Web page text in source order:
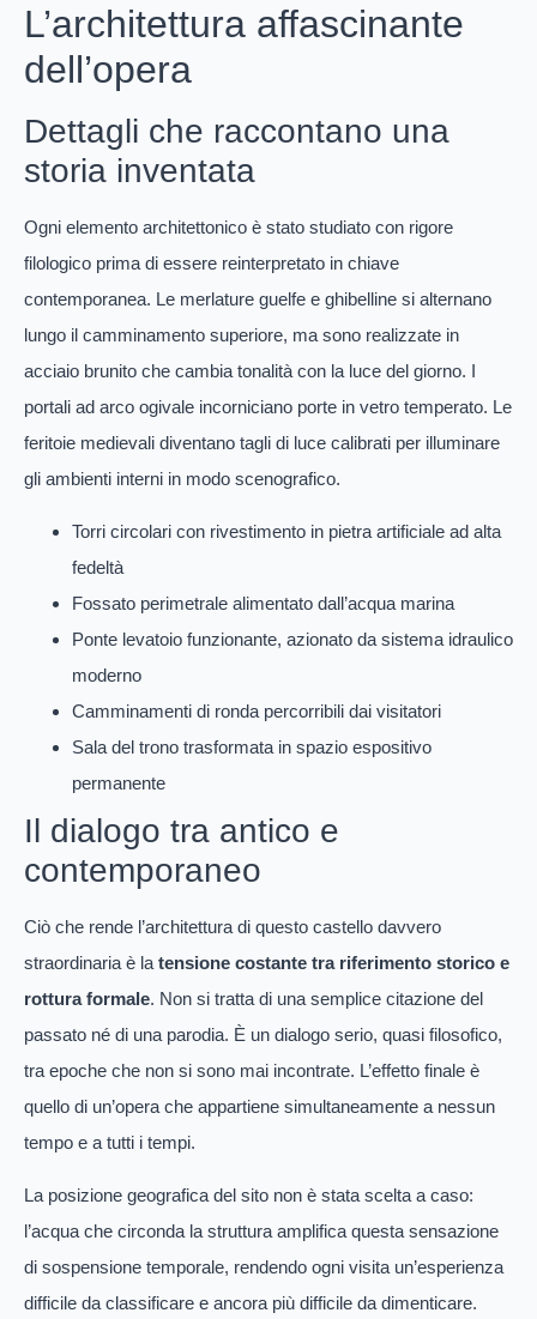
L’architettura affascinante
dell’opera
Dettagli che raccontano una
storia inventata
Ogni elemento architettonico è stato studiato con rigore
filologico prima di essere reinterpretato in chiave
contemporanea. Le merlature guelfe e ghibelline si alternano
lungo il camminamento superiore, ma sono realizzate in
acciaio brunito che cambia tonalità con la luce del giorno. I
portali ad arco ogivale incorniciano porte in vetro temperato. Le
feritoie medievali diventano tagli di luce calibrati per illuminare
gli ambienti interni in modo scenografico.
Torri circolari con rivestimento in pietra artificiale ad alta
fedeltà
Fossato perimetrale alimentato dall’acqua marina
Ponte levatoio funzionante, azionato da sistema idraulico
moderno
Camminamenti di ronda percorribili dai visitatori
Sala del trono trasformata in spazio espositivo
permanente
Il dialogo tra antico e
contemporaneo
Ciò che rende l’architettura di questo castello davvero
straordinaria è la tensione costante tra riferimento storico e
rottura formale. Non si tratta di una semplice citazione del
passato né di una parodia. È un dialogo serio, quasi filosofico,
tra epoche che non si sono mai incontrate. L’effetto finale è
quello di un’opera che appartiene simultaneamente a nessun
tempo e a tutti i tempi.
La posizione geografica del sito non è stata scelta a caso:
l’acqua che circonda la struttura amplifica questa sensazione
di sospensione temporale, rendendo ogni visita un’esperienza
difficile da classificare e ancora più difficile da dimenticare.